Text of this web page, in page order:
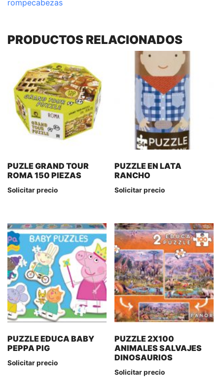
rompecabezas
PRODUCTOS RELACIONADOS
PUZLE GRAND TOUR
ROMA 150 PIEZAS
Solicitar precio
PUZZLE EN LATA
RANCHO
Solicitar precio
PUZZLE EDUCA BABY
PEPPA PIG
Solicitar precio
PUZZLE 2X100
ANIMALES SALVAJES
DINOSAURIOS
Solicitar precio